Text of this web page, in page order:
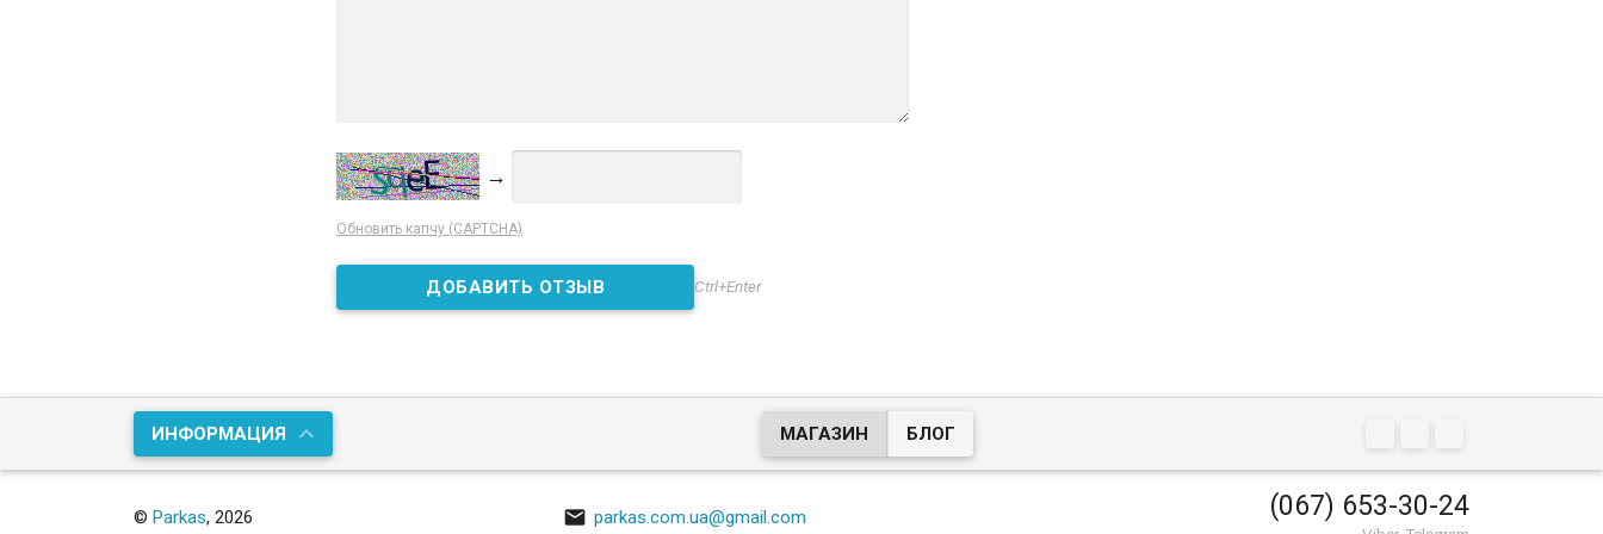
→
Обновить капчу (CAPTCHA)
Ctrl+Enter
ИНФОРМАЦИЯ МАГАЗИН БЛОГ
©Parkas, 2026  parkas.com.ua@gmail.com (067) 653-30-24